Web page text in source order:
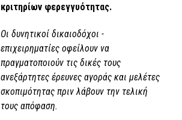
κριτηρίων φερεγγυότητας.
Οι δυνητικοί δικαιοδόχοι -
επιχειρηματίες οφείλουν να
πραγματοποιούν τις δικές τους
ανεξάρτητες έρευνες αγοράς και μελέτες
σκοπιμότητας πριν λάβουν την τελική
τους απόφαση.